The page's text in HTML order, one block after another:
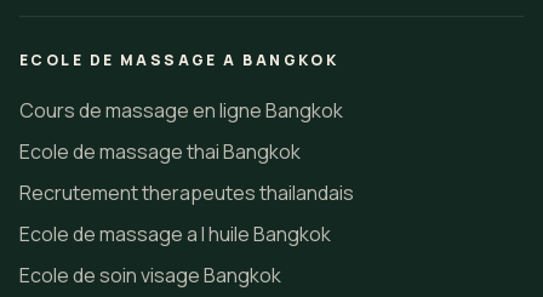
ECOLE DE MASSAGE A BANGKOK
Cours de massage en ligne Bangkok
Ecole de massage thai Bangkok
Recrutement therapeutes thailandais
Ecole de massage a l huile Bangkok
Ecole de soin visage Bangkok